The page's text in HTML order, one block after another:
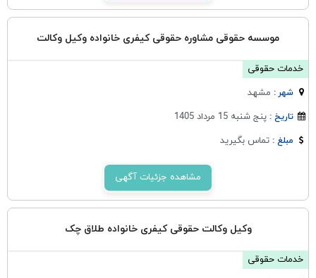
موسسه حقوقی مشاوره حقوقی کیفری خانواده وکیل وکالت
خدمات حقوقی
شهر : مشهد
تاریخ :پنج شنبه 15 مرداد 1405
مبلغ :تماس بگیرید
مشاهده جزئیات آگهی
وکیل وکالت حقوقی کیفری خانواده طلاق چک
خدمات حقوقی